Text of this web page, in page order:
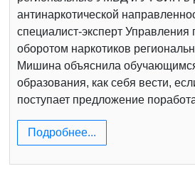
антинаркотической
специалист-эксперт Управления
оборотом наркотиков
Мишина объяснила
образования, как себя вести,
поступает предложение
Подробнее...